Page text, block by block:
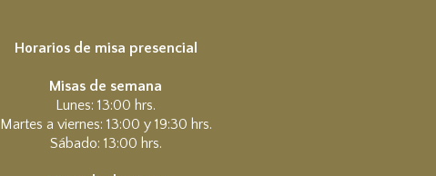
Horarios de misa presencial
Misas de semana
Lunes: 13:00 hrs.
Martes a viernes: 13:00 y 19:30 hrs.
Sábado: 13:00 hrs.